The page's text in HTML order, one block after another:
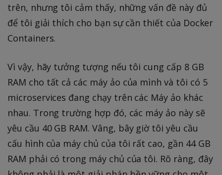
trên, nhưng tôi cảm thấy, những vấn đề này đủ
để tôi giải thích cho bạn sự cần thiết của Docker
Containers.
Vì vậy, hãy tưởng tượng nếu tôi cung cấp 8 GB
RAM cho tất cả các máy ảo của mình và tôi có 5
microservices đang chạy trên các Máy ảo khác
nhau. Trong trường hợp đó, các máy ảo này sẽ
yêu cầu 40 GB RAM. Vâng, bây giờ tôi yêu cầu
cấu hình của máy chủ của tôi rất cao, gần 44 GB
RAM phải có trong máy chủ của tôi. Rõ ràng, đây